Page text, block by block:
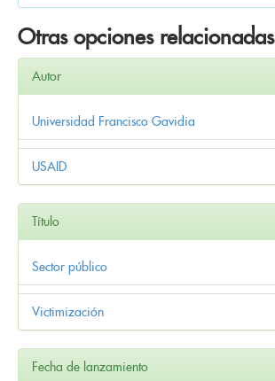
Otras opciones relacionadas
Autor
Universidad Francisco Gavidia
USAID
Título
Sector público
Victimización
Fecha de lanzamiento